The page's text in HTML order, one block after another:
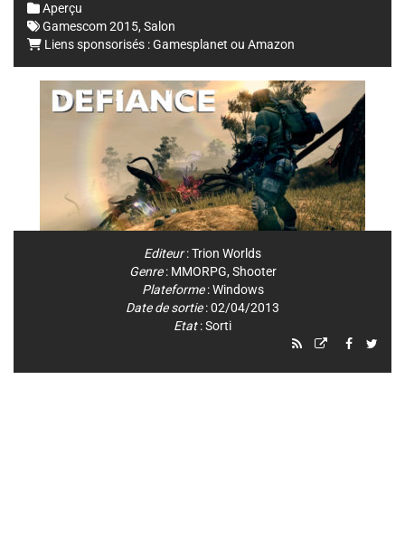
Aperçu
Gamescom 2015, Salon
Liens sponsorisés :Gamesplanet ou Amazon
Editeur:Trion Worlds
Genre: MMORPG, Shooter
Plateforme:Windows
Date de sortie: 02/04/2013
Etat: Sorti